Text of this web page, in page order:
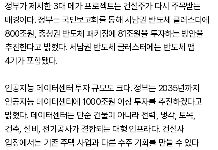
정부가 제시한 3대 메가 프로젝트는 건설주가 다시 주목받는
배경이다. 정부는 국민보고회를 통해 서남권 반도체 클러스터에
800조원, 충청권 반도체 패키징에 81조원을 투자하는 방안을
추진한다고 밝혔다. 서남권 반도체 클러스터에는 반도체 팹
4기가 포함됐다.
인공지능 데이터센터 투자 규모도 크다. 정부는 2035년까지
인공지능 데이터센터에 1000조원 이상 투자를 추진하겠다고
밝혔다. 데이터센터는 단순 건물이 아니라 전력, 냉각, 토목,
건축, 설비, 전기공사가 결합되는 대형 인프라다. 건설사
입장에서는 기존 주택 사업과 다른 수주 기회를 만들 수 있다.